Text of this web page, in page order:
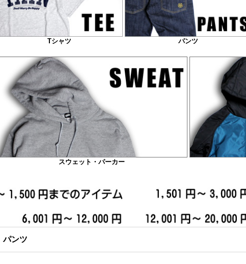
Tシャツ パンツ
スウェット・パーカー
パンツ